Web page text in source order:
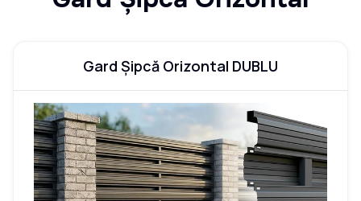
Gard Șipcă Orizontal DUBLU